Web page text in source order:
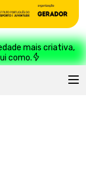
mais criativa,
como.